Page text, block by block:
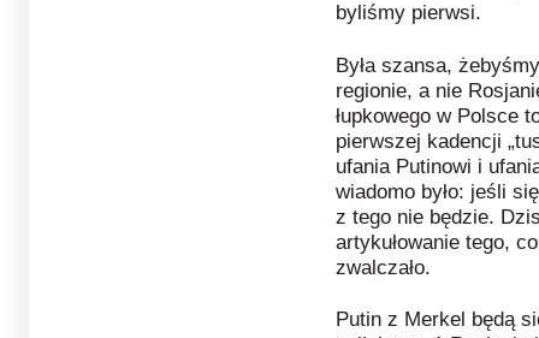
byliśmy pierwsi.
Była szansa,
regionie, a nie
łupkowego w Polsce
pierwszej kadencji
ufania Putinowi i
wiadomo było: jeśli
z tego nie będzie.
artykułowanie tego,
zwalczało.
Putin z Merkel będą